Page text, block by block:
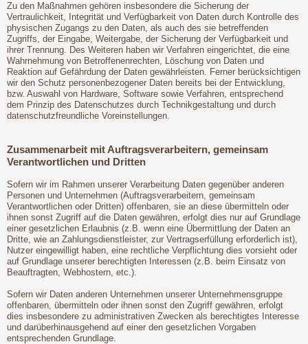
Zu den Maßnahmen gehören insbesondere die Sicherung der
Vertraulichkeit, Integrität und Verfügbarkeit von Daten durch Kontrolle des
physischen Zugangs zu den Daten, als auch des sie betreffenden
Zugriffs, der Eingabe, Weitergabe, der Sicherung der Verfügbarkeit und
ihrer Trennung. Des Weiteren haben wir Verfahren eingerichtet, die eine
Wahrnehmung von Betroffenenrechten, Löschung von Daten und
Reaktion auf Gefährdung der Daten gewährleisten. Ferner berücksichtigen
wir den Schutz personenbezogener Daten bereits bei der Entwicklung,
bzw. Auswahl von Hardware, Software sowie Verfahren, entsprechend
dem Prinzip des Datenschutzes durch Technikgestaltung und durch
datenschutzfreundliche Voreinstellungen.
Zusammenarbeit mit Auftragsverarbeitern, gemeinsam
Verantwortlichen und Dritten
Sofern wir im Rahmen unserer Verarbeitung Daten gegenüber anderen
Personen und Unternehmen (Auftragsverarbeitern, gemeinsam
Verantwortlichen oder Dritten) offenbaren, sie an diese übermitteln oder
ihnen sonst Zugriff auf die Daten gewähren, erfolgt dies nur auf Grundlage
einer gesetzlichen Erlaubnis (z.B. wenn eine Übermittlung der Daten an
Dritte, wie an Zahlungsdienstleister, zur Vertragserfüllung erforderlich ist),
Nutzer eingewilligt haben, eine rechtliche Verpflichtung dies vorsieht oder
auf Grundlage unserer berechtigten Interessen (z.B. beim Einsatz von
Beauftragten, Webhostern, etc.).
Sofern wir Daten anderen Unternehmen unserer Unternehmensgruppe
offenbaren, übermitteln oder ihnen sonst den Zugriff gewähren, erfolgt
dies insbesondere zu administrativen Zwecken als berechtigtes Interesse
und darüberhinausgehend auf einer den gesetzlichen Vorgaben
entsprechenden Grundlage.